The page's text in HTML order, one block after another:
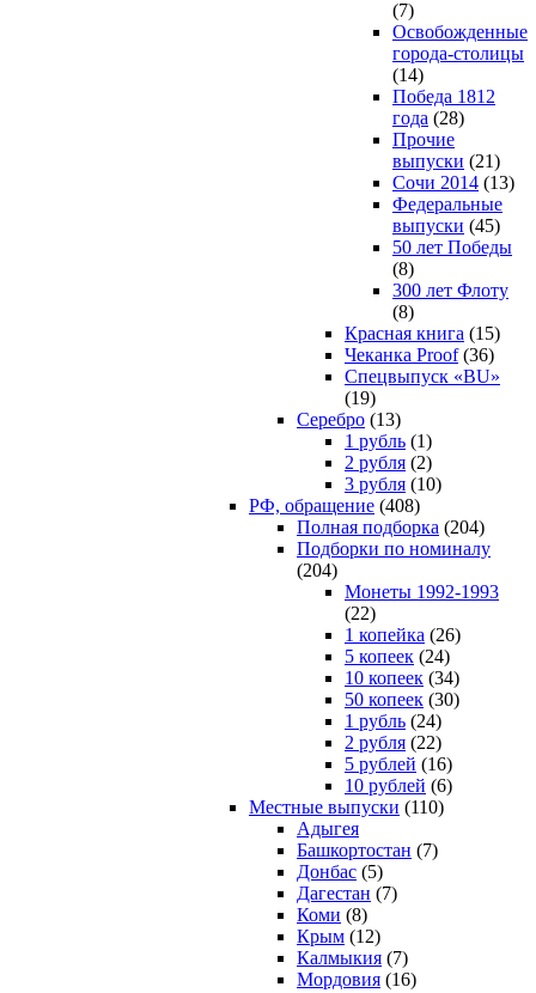
(7)
Освобожденные
города-столицы
(14)
Победа 1812
года (28)
Прочие
выпуски (21)
Сочи 2014 (13)
Федеральные
выпуски (45)
50 лет Победы
(8)
300 лет Флоту
(8)
Красная книга (15)
Чеканка Proof(36)
Спецвыпуск «BU»
(19)
Серебро (13)
1 рубль (1)
2 рубля (2)
3 рубля (10)
РФ, обращение (408)
Полная подборка (204)
Подборки по номиналу
(204)
Монеты 1992-1993
(22)
1 копейка (26)
5 копеек (24)
10 копеек (34)
50 копеек (30)
1 рубль (24)
2 рубля (22)
5 рублей (16)
10 рублей (6)
Местные выпуски (110)
Адыгея
Башкортостан (7)
Донбас (5)
Дагестан (7)
Коми (8)
Крым (12)
Калмыкия (7)
Мордовия (16)